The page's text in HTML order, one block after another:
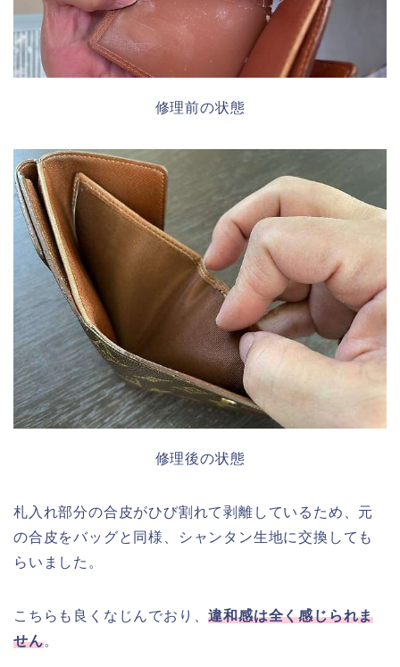
修理前の状態
修理後の状態
札入れ部分の合皮がひび割れて剥離しているため、元
の合皮をバッグと同様、シャンタン生地に交換しても
らいました。
こちらも良くなじんでおり、違和感は全く感じられま
せん。